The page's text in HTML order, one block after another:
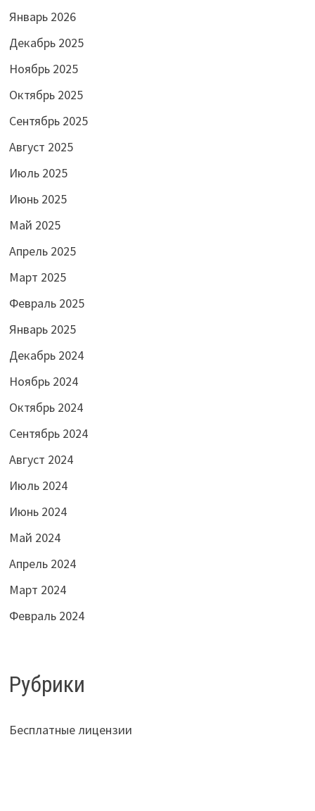
Январь 2026
Декабрь 2025
Ноябрь 2025
Октябрь 2025
Сентябрь 2025
Август 2025
Июль 2025
Июнь 2025
Май 2025
Апрель 2025
Март 2025
Февраль 2025
Январь 2025
Декабрь 2024
Ноябрь 2024
Октябрь 2024
Сентябрь 2024
Август 2024
Июль 2024
Июнь 2024
Май 2024
Апрель 2024
Март 2024
Февраль 2024
Рубрики
Бесплатные лицензии